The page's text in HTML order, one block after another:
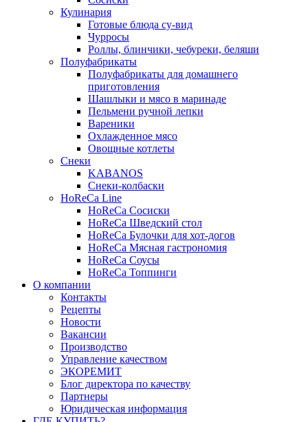
Кулинария
Готовые блюда су-вид
Чурросы
Роллы, блинчики, чебуреки, беляши
Полуфабрикаты
Полуфабрикаты для домашнего
приготовления
Шашлыки и мясо в маринаде
Пельмени ручной лепки
Вареники
Охлажденное мясо
Овощные котлеты
Снеки
KABANOS
Снеки-колбаски
HoReCa Line
HoReCa Сосиски
HoReCa Шведский стол
HoReCa Булочки для хот-догов
HoReCa Мясная гастрономия
HoReCa Соусы
HoReCa Топпинги
О компании
Контакты
Рецепты
Новости
Вакансии
Производство
Управление качеством
ЭКОРЕМИТ
Блог директора по качеству
Партнеры
Юридическая информация